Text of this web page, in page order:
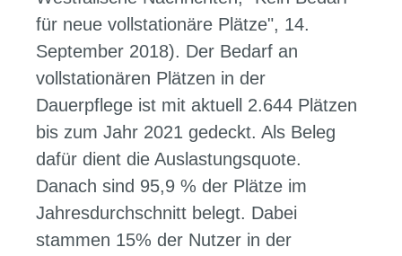
für neue vollstationäre Plätze", 14.
September 2018). Der Bedarf an
vollstationären Plätzen in der
Dauerpflege ist mit aktuell 2.644 Plätzen
bis zum Jahr 2021 gedeckt. Als Beleg
dafür dient die Auslastungsquote.
Danach sind 95,9 % der Plätze im
Jahresdurchschnitt belegt. Dabei
stammen 15% der Nutzer in der